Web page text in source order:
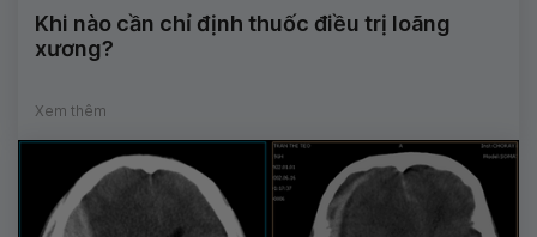
Khi nào cần chỉ định thuốc điều trị loãng
xương?
Xem thêm